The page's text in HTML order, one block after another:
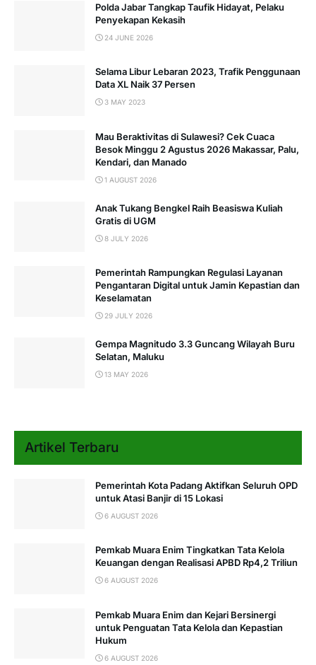
Polda Jabar Tangkap Taufik Hidayat, Pelaku
Penyekapan Kekasih
24 JUNE 2026
Selama Libur Lebaran 2023, Trafik Penggunaan
Data XL Naik 37 Persen
3 MAY 2023
Mau Beraktivitas di Sulawesi? Cek Cuaca
Besok Minggu 2 Agustus 2026 Makassar, Palu,
Kendari, dan Manado
1 AUGUST 2026
Anak Tukang Bengkel Raih Beasiswa Kuliah
Gratis di UGM
8 JULY 2026
Pemerintah Rampungkan Regulasi Layanan
Pengantaran Digital untuk Jamin Kepastian dan
Keselamatan
29 JULY 2026
Gempa Magnitudo 3.3 Guncang Wilayah Buru
Selatan, Maluku
13 MAY 2026
Artikel Terbaru
Pemerintah Kota Padang Aktifkan Seluruh OPD
untuk Atasi Banjir di 15 Lokasi
6 AUGUST 2026
Pemkab Muara Enim Tingkatkan Tata Kelola
Keuangan dengan Realisasi APBD Rp4,2 Triliun
6 AUGUST 2026
Pemkab Muara Enim dan Kejari Bersinergi
untuk Penguatan Tata Kelola dan Kepastian
Hukum
6 AUGUST 2026